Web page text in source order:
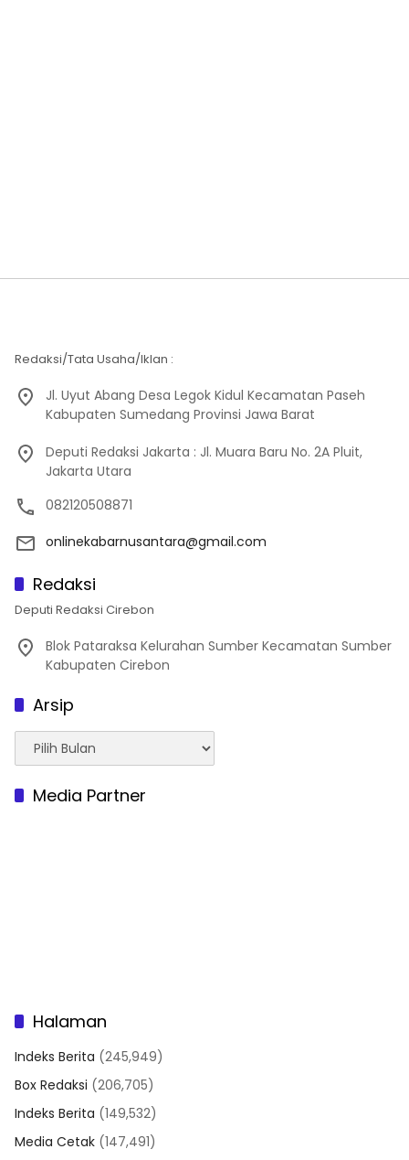
Redaksi/Tata Usaha/Iklan :
Jl. Uyut Abang Desa Legok Kidul Kecamatan Paseh
Kabupaten Sumedang Provinsi Jawa Barat
Deputi Redaksi Jakarta : Jl. Muara Baru No. 2A Pluit,
Jakarta Utara
082120508871
onlinekabarnusantara@gmail.com
Redaksi
Deputi Redaksi Cirebon
Blok Pataraksa Kelurahan Sumber Kecamatan Sumber
Kabupaten Cirebon
Arsip
Arsip
Media Partner
Halaman
Indeks Berita (245,949)
Box Redaksi (206,705)
Indeks Berita (149,532)
Media Cetak (147,491)